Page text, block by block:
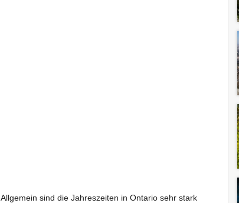
Allgemein sind die Jahreszeiten in Ontario sehr stark